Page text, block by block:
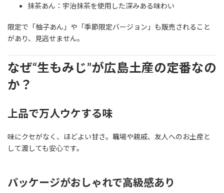
抹茶あん：宇治抹茶を使用した深みある味わい
限定で「柚子あん」や「季節限定バージョン」も販売されること
があり、見逃せません。
なぜ“生もみじ”が広島土産の定番なの
か？
上品で万人ウケする味
味にクセがなく、ほどよい甘さ。職場や親戚、友人へのお土産と
して渡しても安心です。
パッケージがおしゃれで高級感あり